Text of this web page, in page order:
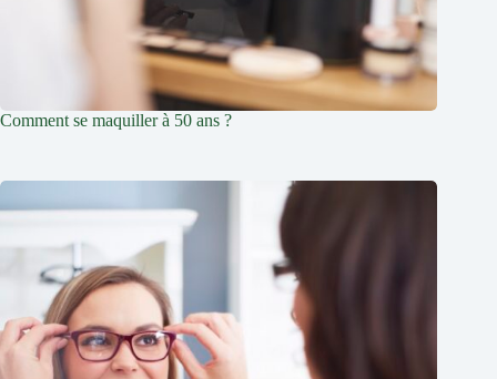
Comment se maquiller à 50 ans ?